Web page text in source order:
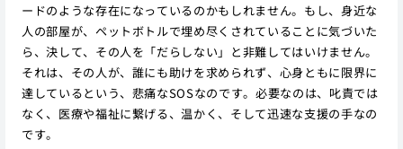
ードのような存在になっているのかもしれません。もし、身近な
人の部屋が、ペットボトルで埋め尽くされていることに気づいた
ら、決して、その人を「だらしない」と非難してはいけません。
それは、その人が、誰にも助けを求められず、心身ともに限界に
達しているという、悲痛なSOSなのです。必要なのは、叱責では
なく、医療や福祉に繋げる、温かく、そして迅速な支援の手なの
です。